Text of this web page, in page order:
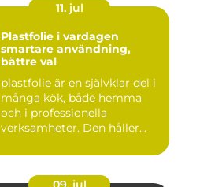
11. jul
Plastfolie i vardagen
smartare användning,
bättre val
plastfolie är en självklar del i
många kök, både hemma
och i professionella
verksamheter. Den håller...